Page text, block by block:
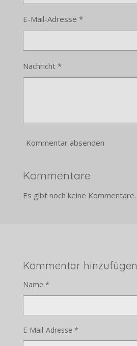
E-Mail-Adresse *
Nachricht *
Kommentar absenden
Kommentare
Es gibt noch keine Kommentare.
Kommentar hinzufügen
Name *
E-Mail-Adresse *